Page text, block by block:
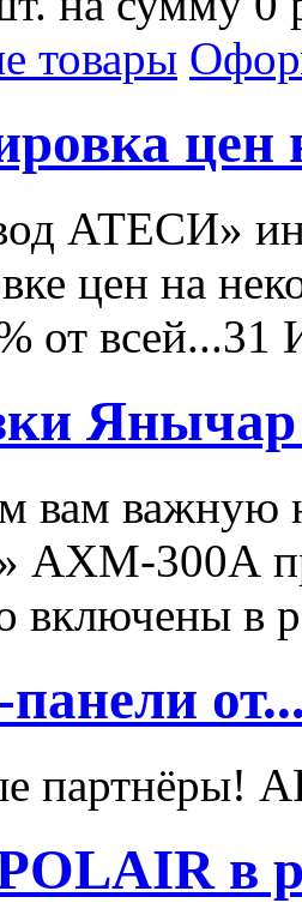
товары
цен
АТЕСИ»
цен на
от всей...31
Янычар
вам важную
300А
включены в
в